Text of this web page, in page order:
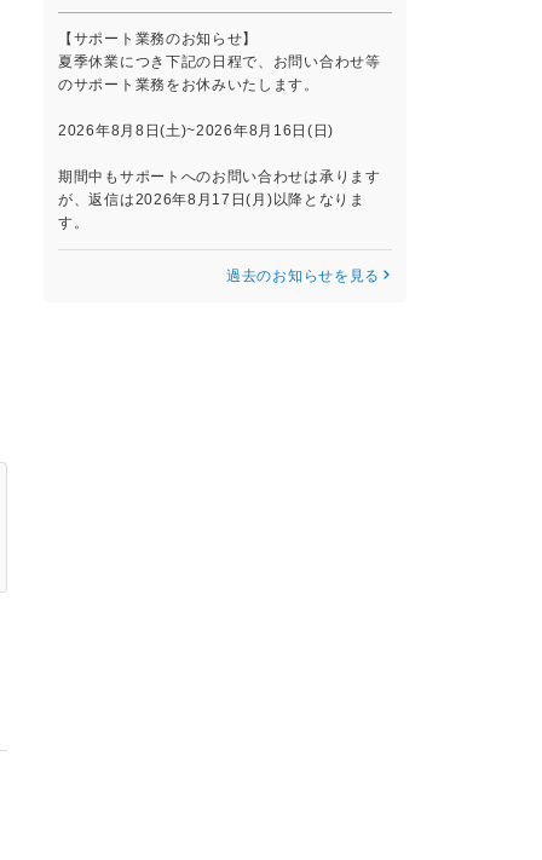
【サポート業務のお知らせ】
夏季休業につき下記の日程で、お問い合わせ等
のサポート業務をお休みいたします。
2026年8月8日(土)~2026年8月16日(日)
期間中もサポートへのお問い合わせは承ります
が、返信は2026年8月17日(月)以降となりま
す。
過去のお知らせを見る